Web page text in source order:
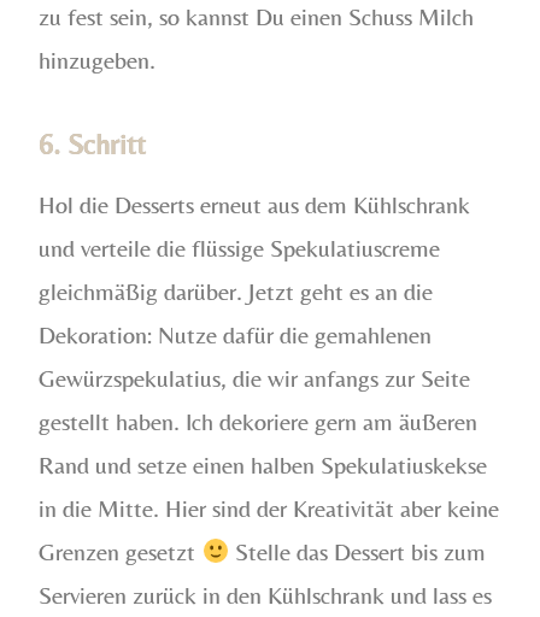
zu fest sein, so kannst Du einen Schuss Milch
hinzugeben.
6. Schritt
Hol die Desserts erneut aus dem Kühlschrank
und verteile die flüssige Spekulatiuscreme
gleichmäßig darüber. Jetzt geht es an die
Dekoration: Nutze dafür die gemahlenen
Gewürzspekulatius, die wir anfangs zur Seite
gestellt haben. Ich dekoriere gern am äußeren
Rand und setze einen halben Spekulatiuskekse
in die Mitte. Hier sind der Kreativität aber keine
Grenzen gesetzt
Stelle das Dessert bis zum
Servieren zurück in den Kühlschrank und lass es